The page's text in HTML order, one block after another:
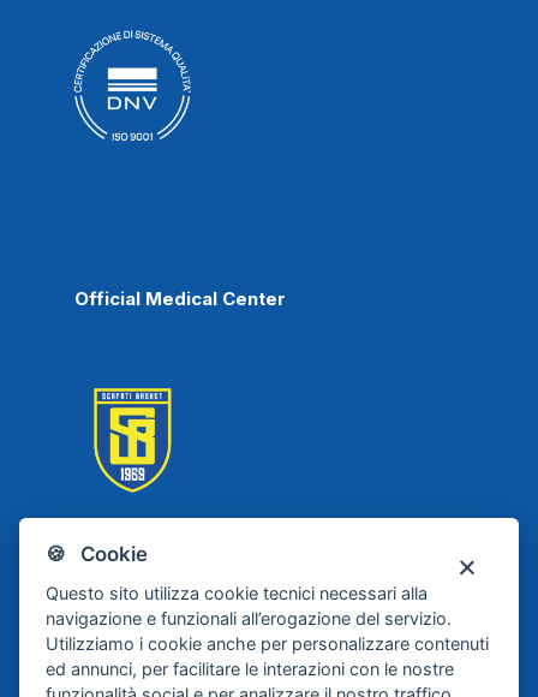
🍪 Cookie
Questo sito utilizza cookie tecnici necessari alla
navigazione e funzionali all’erogazione del servizio.
Utilizziamo i cookie anche per personalizzare contenuti
ed annunci, per facilitare le interazioni con le nostre
Official Medical Center
Scafati Basket